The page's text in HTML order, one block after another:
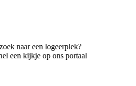
naar een logeerplek?
een kijkje op ons portaal